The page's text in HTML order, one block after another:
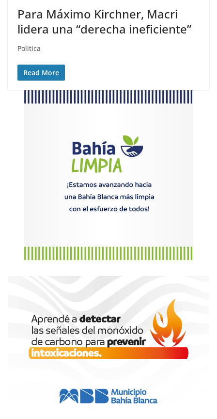
Para Máximo Kirchner, Macri
lidera una “derecha ineficiente”
Politica
Read More